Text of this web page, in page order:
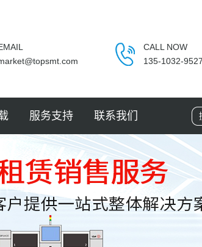
CALL NOW
135-1032-9527
服务支持 联系我们